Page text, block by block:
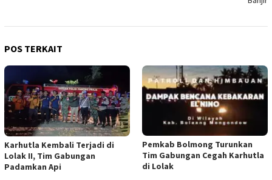
POS TERKAIT
Karhutla Kembali Terjadi di
Lolak II, Tim Gabungan
Padamkan Api
Pemkab Bolmong Turunkan
Tim Gabungan Cegah Karhutla
di Lolak